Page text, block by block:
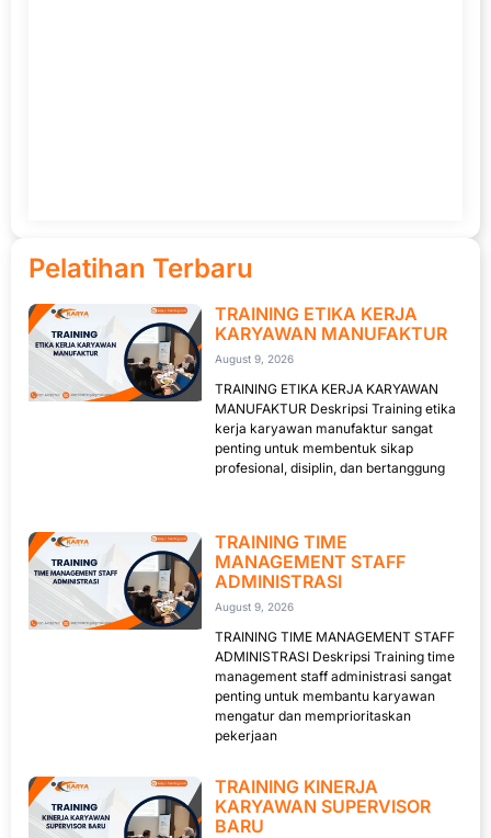
Pelatihan Terbaru
TRAINING ETIKA KERJA
KARYAWAN MANUFAKTUR
August 9, 2026
TRAINING ETIKA KERJA KARYAWAN
MANUFAKTUR Deskripsi Training etika
kerja karyawan manufaktur sangat
penting untuk membentuk sikap
profesional, disiplin, dan bertanggung
TRAINING TIME
MANAGEMENT STAFF
ADMINISTRASI
August 9, 2026
TRAINING TIME MANAGEMENT STAFF
ADMINISTRASI Deskripsi Training time
management staff administrasi sangat
penting untuk membantu karyawan
mengatur dan memprioritaskan
pekerjaan
TRAINING KINERJA
KARYAWAN SUPERVISOR
BARU